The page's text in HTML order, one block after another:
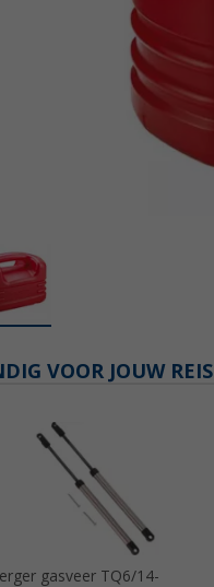
VOOR JOUW REIS
gasveer TQ6/14-